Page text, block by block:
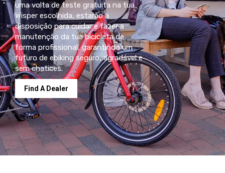
uma volta de teste gratuita na tua
Wisper escolhida, estarão à
disposição para cuidar e fazer a
manutenção da tua bicicleta de
forma profissional, garantindo um
futuro de ebiking seguro, agradável e
sem chatices.
Find A Dealer